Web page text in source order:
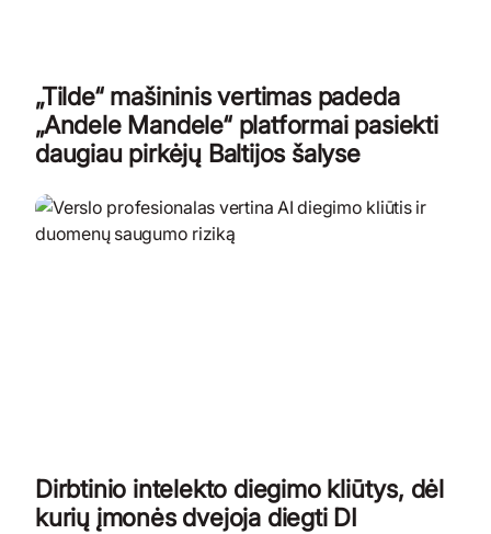
„Tilde“ mašininis vertimas padeda
„Andele Mandele“ platformai pasiekti
daugiau pirkėjų Baltijos šalyse
Dirbtinio intelekto diegimo kliūtys, dėl
kurių įmonės dvejoja diegti DI